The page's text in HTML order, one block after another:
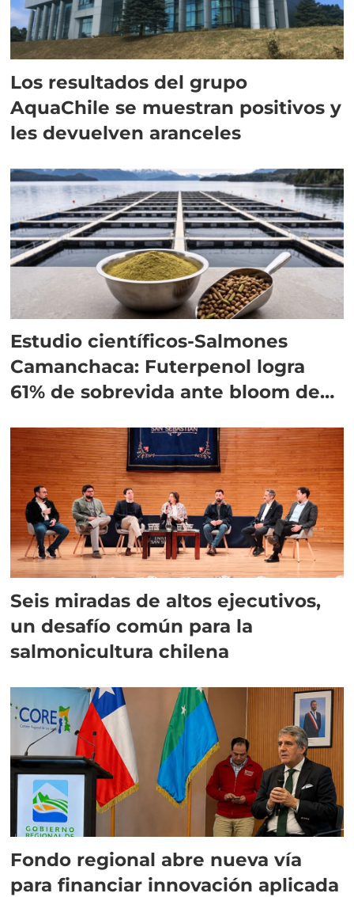
Los resultados del grupo
AquaChile se muestran positivos y
les devuelven aranceles
Estudio científicos-Salmones
Camanchaca: Futerpenol logra
61% de sobrevida ante bloom de
Seis miradas de altos ejecutivos,
un desafío común para la
salmonicultura chilena
Fondo regional abre nueva vía
para financiar innovación aplicada